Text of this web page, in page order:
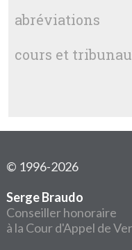
abréviations
cours et
© 1996-2026
Serge Braudo
Conseiller honoraire
à la Cour d'Appel de